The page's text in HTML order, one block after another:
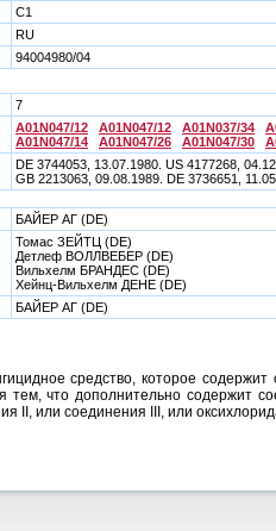
C1
RU
94004980/04
7
A01N047/12 A01N047/12 A01N037/34
A01N047/14
A01N047/26 A01N047/30
DE 3744053, 13.07.1980. US 4177268,
GB 2213063, 09.08.1989. DE 3736651,
БАЙЕР АГ (DE)
Томас ЗЕЙТЦ (DE)
Детлеф ВОЛЛВЕБЕР (DE)
Вильхелм БРАНДЕС (DE)
Хейнц-Вильхелм ДЕНЕ (DE)
БАЙЕР АГ (DE)
средство, которое
тем, что дополнительно содержит
II, или соединения III, или